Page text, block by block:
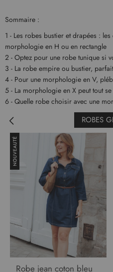
Sommaire :
1 - Les robes bustier et drapées :
morphologie en H ou en rectangle
2 - Optez pour une robe tunique si
3 - La robe empire ou bustier,
4 - Pour une morphologie en V,
5 - La morphologie en X peut tout
6 - Quelle robe choisir avec une
ROBES
Robe jean coton bleu